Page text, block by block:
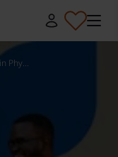
Phy...